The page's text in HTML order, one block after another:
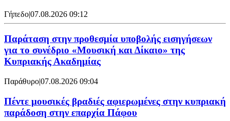
Γήπεδο|07.08.2026 09:12
Παράταση στην προθεσμία υποβολής εισηγήσεων
για το συνέδριο «Μουσική και Δίκαιο» της
Κυπριακής Ακαδημίας
Παράθυρο|07.08.2026 09:04
Πέντε μουσικές βραδιές αφιερωμένες στην κυπριακή
παράδοση στην επαρχία Πάφου